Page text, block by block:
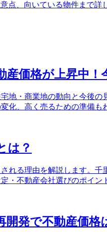
点、向いている物件まで
価格が上昇中
地・商業地の動向と今後
化、高く売るための準備も
は？
る理由を解説します。
・不動産会社選びのポイン
開発で不動産価